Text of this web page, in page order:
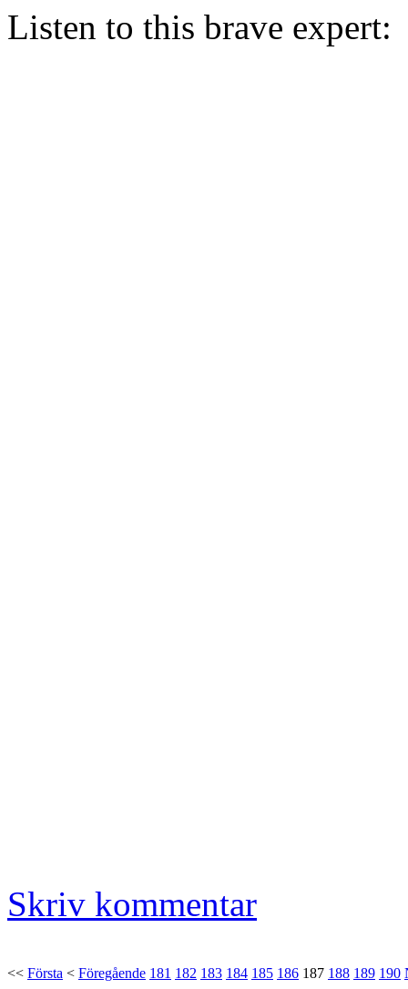
Listen to this brave expert:
Skriv kommentar
<< Första < Föregående 181 182 183 184 185 186 187 188 189 190